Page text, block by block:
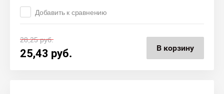
Добавить к сравнению
28,25руб.
25,43 руб. В корзину